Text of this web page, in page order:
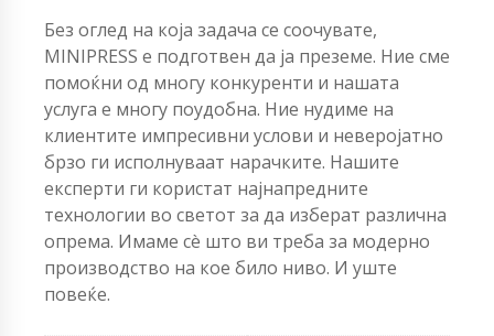
Без оглед на која задача се соочувате,
MINIPRESS е подготвен да ја преземе. Ние сме
помоќни од многу конкуренти и нашата
услуга е многу поудобна. Ние нудиме на
клиентите импресивни услови и неверојатно
брзо ги исполнуваат нарачките. Нашите
експерти ги користат најнапредните
технологии во светот за да изберат различна
опрема. Имаме сè што ви треба за модерно
производство на кое било ниво. И уште
повеќе.